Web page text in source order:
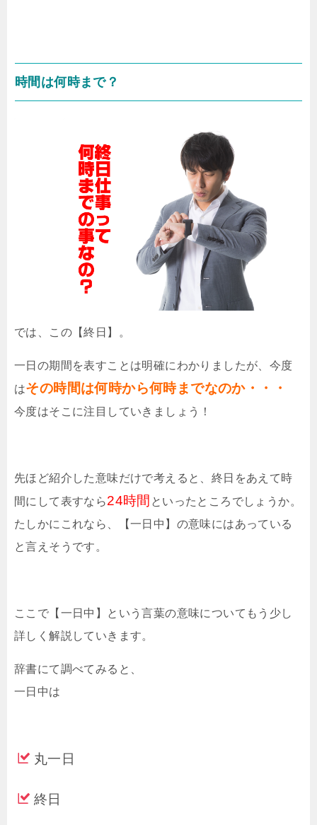
時間は何時まで？
では、この【終日】。
一日の期間を表すことは明確にわかりましたが、今度
はその時間は何時から何時までなのか・・・
今度はそこに注目していきましょう！
先ほど紹介した意味だけで考えると、終日をあえて時
間にして表すなら24時間 といったところでしょうか。
たしかにこれなら、【一日中】の意味にはあっている
と言えそうです。
ここで【一日中】という言葉の意味についてもう少し
詳しく解説していきます。
辞書にて調べてみると、
一日中は
丸一日
終日